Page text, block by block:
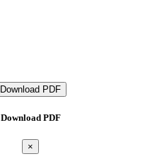
Download PDF
Download PDF
×